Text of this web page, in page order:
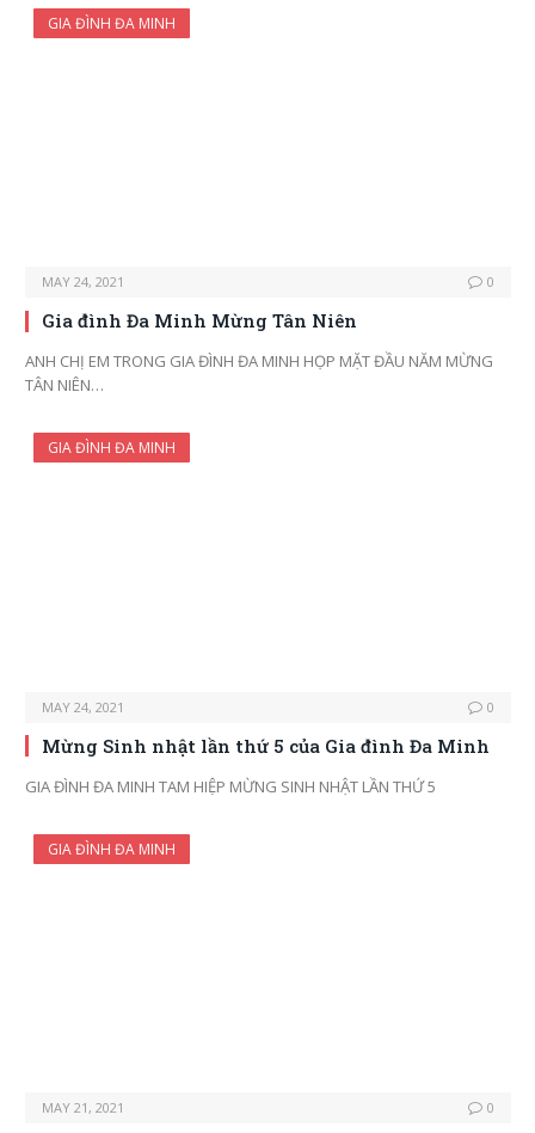
GIA ĐÌNH ĐA MINH
MAY 24, 2021 0
Gia đình Đa Minh Mừng Tân Niên
ANH CHỊ EM TRONG GIA ĐÌNH ĐA MINH HỌP MẶT ĐẦU NĂM MỪNG
TÂN NIÊN…
GIA ĐÌNH ĐA MINH
MAY 24, 2021 0
Mừng Sinh nhật lần thứ 5 của Gia đình Đa Minh
GIA ĐÌNH ĐA MINH TAM HIỆP MỪNG SINH NHẬT LẦN THỨ 5
GIA ĐÌNH ĐA MINH
MAY 21, 2021 0